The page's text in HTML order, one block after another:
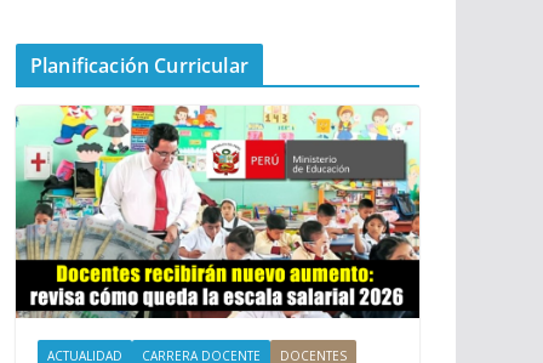
Planificación Curricular
ACTUALIDAD CARRERA DOCENTE
DOCENTES